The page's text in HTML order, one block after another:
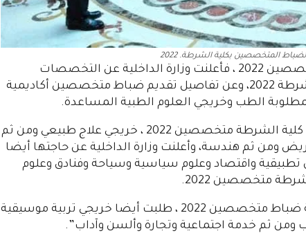
المتخصصين بكلية الشرطة. 2022
وعن تفاصيل تقديم كلية الشرطة متخصصين 2022 ، فأعلنت وزارة الداخلية عن التخصصات
الجامعية المطلوبة للالتحاق بكلية الشرطة 2022، وعن تفاصيل تقديم ضباط متخصصين أكاديمية
يشمل تقديم كلية الشرطة متخصصين 2022 ، خريجي علاج طبيعي ومن ثم
ثم هندسة، وأعلنت وزارة الداخلية عن حاجتها أيضا
واقتصاد وعلوم سياسية وسياحة وفنادق وعلوم
متخصصين 2022.
فكلية الشرطة ضباط متخصصين 2022 ، طلبت أيضا خريجي تربية موسيقية
ومن ثم خدمة اجتماعية وتجارة وألسن وآداب”.